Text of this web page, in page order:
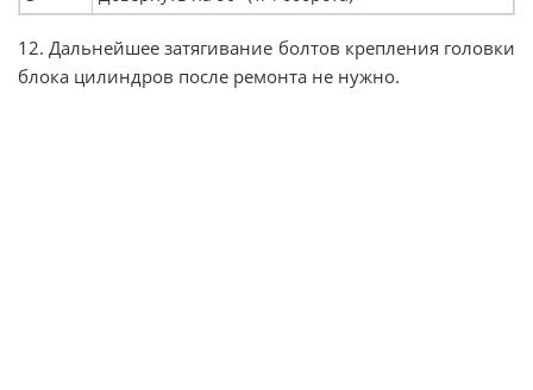
12. Дальнейшее затягивание болтов крепления головки
блока цилиндров после ремонта не нужно.